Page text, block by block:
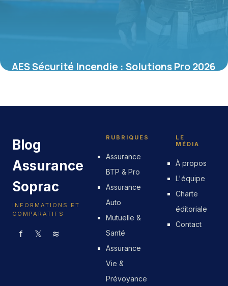
AES Sécurité Incendie : Solutions Pro 2026
Blog
Assurance
Soprac
INFORMATIONS ET
COMPARATIFS
f 𝕏 ≋
RUBRIQUES
Assurance
BTP & Pro
Assurance
Auto
Mutuelle &
Santé
Assurance
Vie &
Prévoyance
LE
MÉDIA
À propos
L'équipe
Charte
éditoriale
Contact